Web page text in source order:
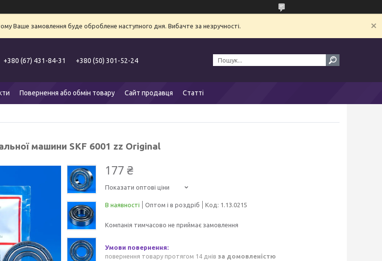
Ваше замовлення буде оброблене наступного дня. Вибачте за незручності.
+380 (67) 431-84-31 +380 (50) 301-52-24
Повернення або обмін товару Сайт продавця Статті
машини SKF 6001 zz Original
177 ₴
Показати оптові ціни
В наявності Оптом і в роздріб Код: 1.13.0215
Компанія тимчасово не приймає замовлення
повернення товару протягом 14 днів за домовленістю